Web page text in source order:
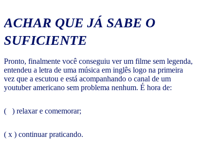
ACHAR QUE JÁ SABE O
SUFICIENTE
Pronto, finalmente você conseguiu ver um filme sem legenda,
entendeu a letra de uma música em inglês logo na primeira
vez que a escutou e está acompanhando o canal de um
youtuber americano sem problema nenhum. É hora de:
( ) relaxar e comemorar;
( x ) continuar praticando.